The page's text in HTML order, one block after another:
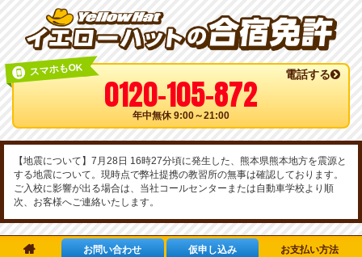
スマホもOK 電話する
0120-105-872
年中無休 9:00～21:00
【地震について】7月28日 16時27分頃に発生した、熊本県熊本地方を震源と
する地震について。現時点で弊社提携の教習所の無事は確認しております。
ご入校に影響が出る場合は、当社コールセンターまたは自動車学校より順
次、お客様へご連絡いたします。
 お問い合わせ 仮申し込み お支払い方法